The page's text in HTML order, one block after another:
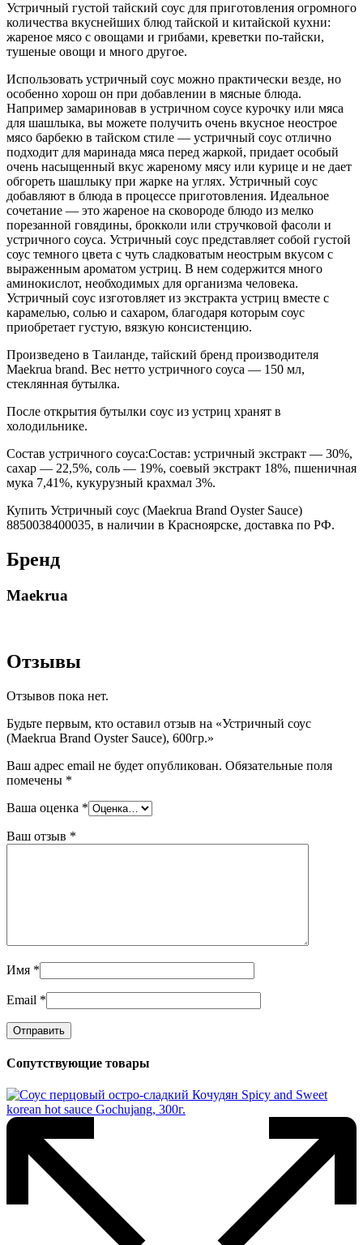
Устричный густой тайский соус для приготовления огромного
количества вкуснейших блюд тайской и китайской кухни:
жареное мясо с овощами и грибами, креветки по-тайски,
тушеные овощи и много другое.
Использовать устричный соус можно практически везде, но
особенно хорош он при добавлении в мясные блюда.
Например замариновав в устричном соусе курочку или мяса
для шашлыка, вы можете получить очень вкусное неострое
мясо барбекю в тайском стиле — устричный соус отлично
подходит для маринада мяса перед жаркой, придает особый
очень насыщенный вкус жареному мясу или курице и не дает
обгореть шашлыку при жарке на углях. Устричный соус
добавляют в блюда в процессе приготовления. Идеальное
сочетание — это жареное на сковороде блюдо из мелко
порезанной говядины, брокколи или стручковой фасоли и
устричного соуса. Устричный соус представляет собой густой
соус темного цвета с чуть сладковатым неострым вкусом с
выраженным ароматом устриц. В нем содержится много
аминокислот, необходимых для организма человека.
Устричный соус изготовляет из экстракта устриц вместе с
карамелью, солью и сахаром, благодаря которым соус
приобретает густую, вязкую консистенцию.
Произведено в Таиланде, тайский бренд производителя
Maekrua brand. Вес нетто устричного соуса — 150 мл,
стеклянная бутылка.
После открытия бутылки соус из устриц хранят в
холодильнике.
Состав устричного соуса:Состав: устричный экстракт — 30%,
сахар — 22,5%, соль — 19%, соевый экстракт 18%, пшеничная
мука 7,41%, кукурузный крахмал 3%.
Купить Устричный соус (Maekrua Brand Oyster Sauce)
8850038400035, в наличии в Красноярске, доставка по РФ.
Бренд
Maekrua
Отзывы
Отзывов пока нет.
Будьте первым, кто оставил отзыв на «Устричный соус
(Maekrua Brand Oyster Sauce), 600гр.»
Ваш адрес email не будет опубликован. Обязательные поля
помечены *
Ваша оценка *
Ваш отзыв *
Имя *
Email *
Сопутствующие товары